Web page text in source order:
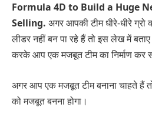
Formula 4D to Build a Huge
Selling. अगर आपकी टीम धीरे-धीरे
लीडर नहीं बन पा रहे हैं तो इस लेख में
करके आप एक मजबूत टीम का निर्माण कर
अगर आप एक मजबूत टीम बनाना चाहते
को मजबूत बनना होगा।